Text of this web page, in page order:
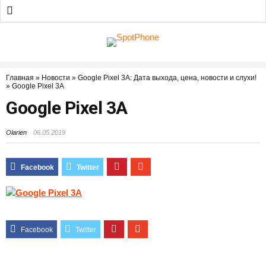
Главная » Новости » Google Pixel 3A: Дата выхода, цена, новости и слухи!
» Google Pixel 3A
Google Pixel 3A
Olarien 06.05.2019